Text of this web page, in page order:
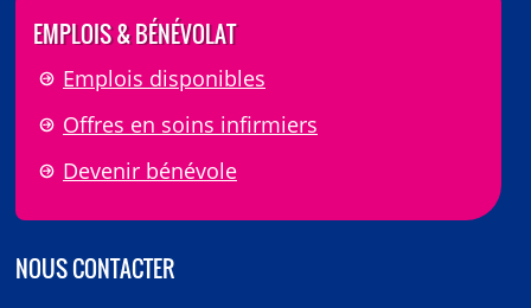
EMPLOIS & BÉNÉVOLAT
Emplois disponibles
Offres en soins infirmiers
Devenir bénévole
NOUS CONTACTER